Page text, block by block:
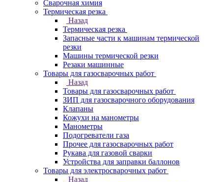
Сварочная химия
Термическая резка
Назад
Термическая резка
Запасные части к машинам термической
резки
Машины термической резки
Резаки машинные
Товары для газосварочных работ
Назад
Товары для газосварочных работ
ЗИП для газосварочного оборудования
Клапаны
Кожухи на манометры
Манометры
Подогреватели газа
Прочее для газосварочных работ
Рукава для газовой сварки
Устройства для заправки баллонов
Товары для электросварочных работ
Назад